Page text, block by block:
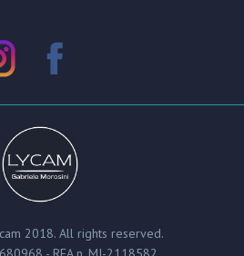
2018. All rights reserved.